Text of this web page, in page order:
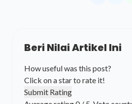
Beri Nilai Artikel Ini
How useful was this post?
Click on a star to rate it!
Submit Rating